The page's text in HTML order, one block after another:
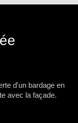
d'un bardage en
avec la façade.